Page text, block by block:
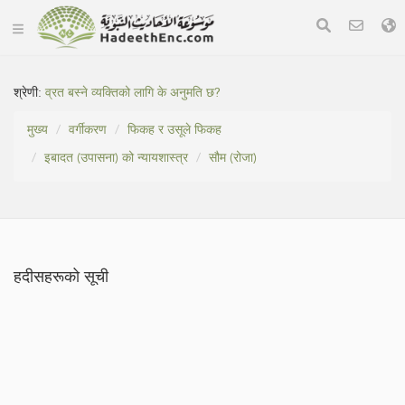
श्रेणी:व्रत बस्ने व्यक्तिको लागि के अनुमति छ?
मुख्य
वर्गीकरण
फिकह र उसूले फिकह
इबादत (उपासना) को न्यायशास्त्र
सौम (रोजा)
हदीसहरूको सूची